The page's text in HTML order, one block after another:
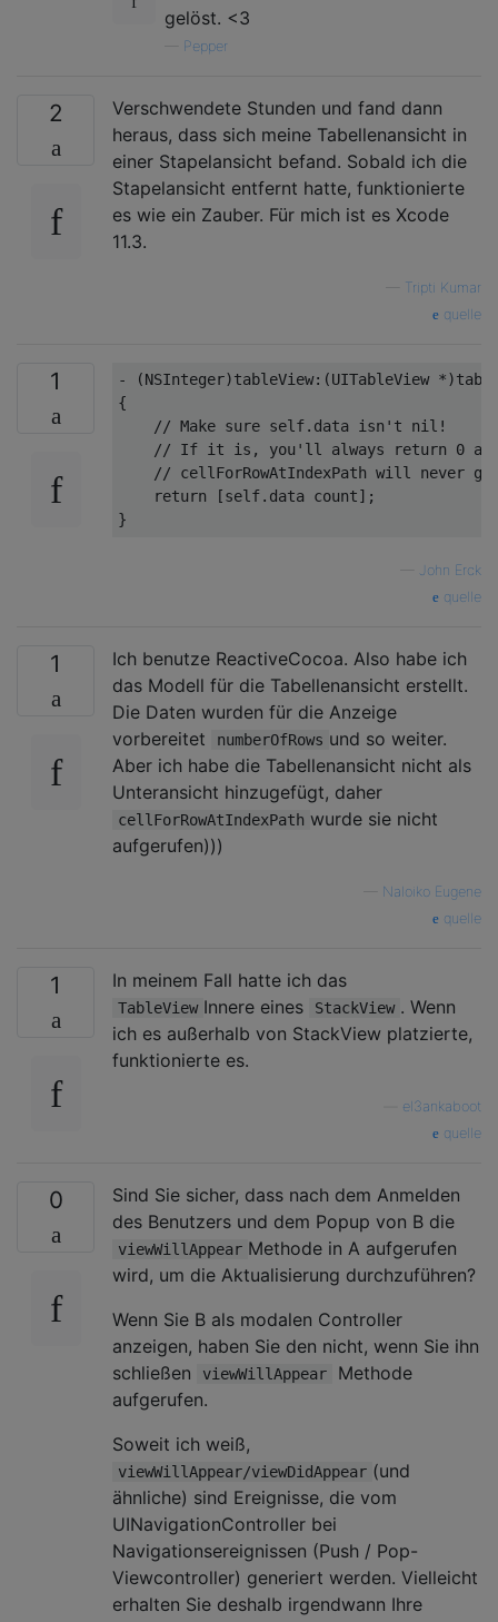
gelöst. <3
Pepper
2
Verschwendete Stunden und fand dann
heraus, dass sich meine Tabellenansicht in
einer Stapelansicht befand. Sobald ich die
Stapelansicht entfernt hatte, funktionierte
es wie ein Zauber. Für mich ist es Xcode
11.3.
Tripti Kumar
quelle
1 - (NSInteger)tableView:(UITableView
{
// Make sure self.data isn't nil!
// If it is, you'll always return 0 and
// cellForRowAtIndexPath will never
return [self.data count];
John Erck
quelle
1
Ich benutze ReactiveCocoa. Also habe ich
das Modell für die Tabellenansicht erstellt.
Die Daten wurden für die Anzeige
vorbereitet
numberOfRows und so weiter.
Aber ich habe die Tabellenansicht nicht als
Unteransicht hinzugefügt, daher
cellForRowAtIndexPath wurde sie nicht
aufgerufen)))
Naloiko Eugene
quelle
1 In meinem Fall hatte ich das
TableView Innere eines StackView . Wenn
ich es außerhalb von StackView platzierte,
funktionierte es.
el3ankaboot
quelle
0
Sind Sie sicher, dass nach dem Anmelden
des Benutzers und dem Popup von B die
viewWillAppear Methode in A aufgerufen
wird, um die Aktualisierung durchzuführen?
Wenn Sie B als modalen Controller
anzeigen, haben Sie den nicht, wenn Sie ihn
schließen
viewWillAppear
Methode
aufgerufen.
Soweit ich weiß,
viewWillAppear/viewDidAppear (und
ähnliche) sind Ereignisse, die vom
UINavigationController bei
Navigationsereignissen (Push / Pop-
Viewcontroller) generiert werden. Vielleicht
erhalten Sie deshalb irgendwann Ihre